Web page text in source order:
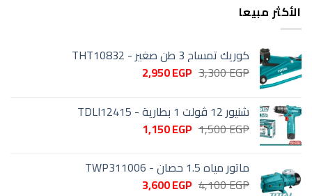
الأكثر مبيعا
كوريك تمساح 3 طن صغير - THT10832
3,300EGP السعر
3,300 EGP.
2,950EGP السعر
2,950 EGP.
شنيور 12 ڤولت 1 بطارية - TDLI12415
1,500EGP السعر
1,500 EGP.
1,150EGP
1,150 EGP.
ماتور مياه 1.5 حصان - TWP311006
4,100EGP السعر3,600EGP السعر